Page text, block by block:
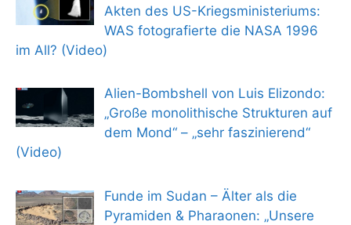
Akten des US-Kriegsministeriums:
WAS fotografierte die NASA 1996
im All? (Video)
Alien-Bombshell von Luis Elizondo:
„Große monolithische Strukturen auf
dem Mond“ – „sehr faszinierend“
(Video)
Funde im Sudan – Älter als die
Pyramiden & Pharaonen: „Unsere